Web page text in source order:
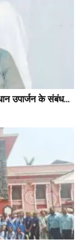
उपार्जन के संबंध...